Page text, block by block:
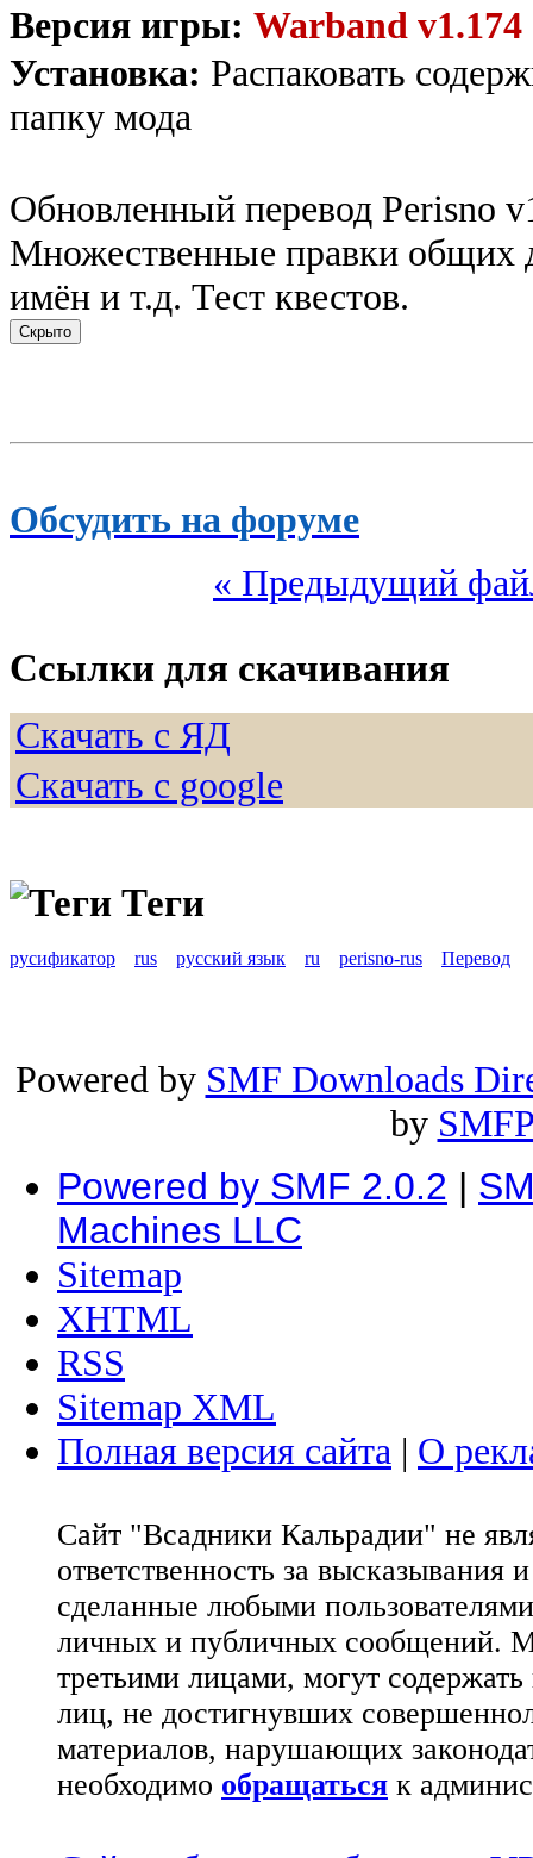
Версия игры: Warband v1.174
Установка: Распаковать
папку мода
Обновленный перевод Perisno
Множественные правки общих
имён и т.д. Тест квестов.
Обсудить на форуме
« Предыдущий
Ссылки для скачивания
Скачать с ЯД
Скачать с google
Теги
русификатор rus русский язык ru perisno-rus Перевод
Powered by SMF Downloads
by
Powered by SMF 2.0.2 |
Machines LLC
Sitemap
XHTML
RSS
Sitemap XML
Полная версия сайта | О
Сайт "Всадники Кальрадии" не
ответственность за
сделанные любыми
личных и публичных сообщений.
третьими лицами, могут
лиц, не достигнувших
материалов, нарушающих
необходимо обращаться к